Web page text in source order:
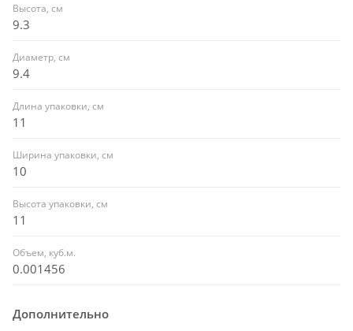
Высота, см
9.3
Диаметр, см
9.4
Длина упаковки, см
11
Ширина упаковки, см
10
Высота упаковки, см
11
Объем, куб.м.
0.001456
Дополнительно